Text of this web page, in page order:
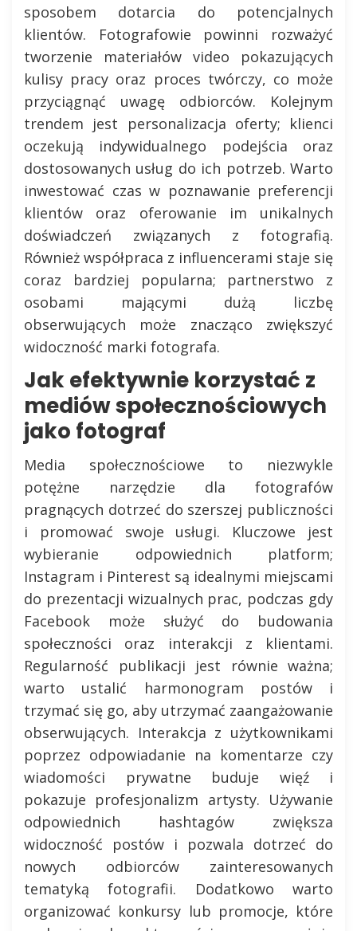
sposobem dotarcia do potencjalnych
klientów. Fotografowie powinni rozważyć
tworzenie materiałów video pokazujących
kulisy pracy oraz proces twórczy, co może
przyciągnąć uwagę odbiorców. Kolejnym
trendem jest personalizacja oferty; klienci
oczekują indywidualnego podejścia oraz
dostosowanych usług do ich potrzeb. Warto
inwestować czas w poznawanie preferencji
klientów oraz oferowanie im unikalnych
doświadczeń związanych z fotografią.
Również współpraca z influencerami staje się
coraz bardziej popularna; partnerstwo z
osobami mającymi dużą liczbę
obserwujących może znacząco zwiększyć
widoczność marki fotografa.
Jak efektywnie korzystać z
mediów społecznościowych
jako fotograf
Media społecznościowe to niezwykle
potężne narzędzie dla fotografów
pragnących dotrzeć do szerszej publiczności
i promować swoje usługi. Kluczowe jest
wybieranie odpowiednich platform;
Instagram i Pinterest są idealnymi miejscami
do prezentacji wizualnych prac, podczas gdy
Facebook może służyć do budowania
społeczności oraz interakcji z klientami.
Regularność publikacji jest równie ważna;
warto ustalić harmonogram postów i
trzymać się go, aby utrzymać zaangażowanie
obserwujących. Interakcja z użytkownikami
poprzez odpowiadanie na komentarze czy
wiadomości prywatne buduje więź i
pokazuje profesjonalizm artysty. Używanie
odpowiednich hashtagów zwiększa
widoczność postów i pozwala dotrzeć do
nowych odbiorców zainteresowanych
tematyką fotografii. Dodatkowo warto
organizować konkursy lub promocje, które